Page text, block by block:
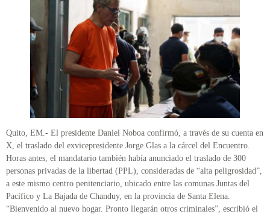
Quito, EM.- El presidente Daniel Noboa confirmó, a través de su cuenta en
X, el traslado del exvicepresidente Jorge Glas a la cárcel del Encuentro.
Horas antes, el mandatario también había anunciado el traslado de 300
personas privadas de la libertad (PPL), consideradas de “alta peligrosidad”,
a este mismo centro penitenciario, ubicado entre las comunas Juntas del
Pacífico y La Bajada de Chanduy, en la provincia de Santa Elena.
“Bienvenido al nuevo hogar. Pronto llegarán otros criminales”, escribió el